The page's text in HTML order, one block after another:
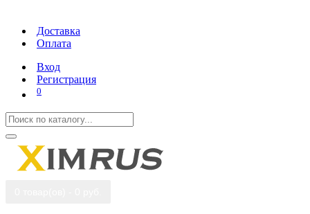
Доставка
Оплата
Вход
Регистрация
0